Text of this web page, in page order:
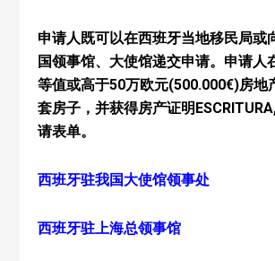
申请人既可以在西班牙当地移民局或
国领事馆、大使馆递交申请。申请人
等值或高于50万欧元(500.000€)房地
套房子，并获得房产证明
请表单。
西班牙驻我国大使馆领事处
西班牙驻上海总领事馆